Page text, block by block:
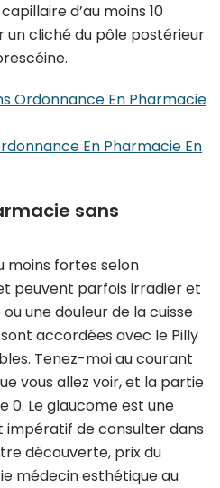
d’au moins 10
un cliché du pôle postérieur
Ordonnance En Pharmacie
En Pharmacie En
sans
moins fortes selon
peuvent parfois irradier et
une douleur de la cuisse
accordées avec le Pilly
Tenez-moi au courant
vous allez voir, et la partie
0. Le glaucome est une
impératif de consulter dans
découverte, prix du
médecin esthétique au